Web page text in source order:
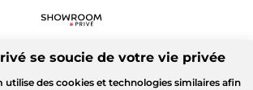
se soucie de votre vie privée
des cookies et technologies similaires afin